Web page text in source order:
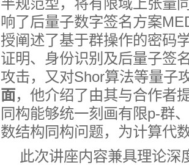
半规范型，将有限域上张量
响了后量子数字签名方案
授阐述了基于群操作的密码
证明、身份识别及后量子签
攻击，又对Shor算法等量子
面，他介绍了由其与合作者
同构能够统一刻画有限p-群
数结构同构问题，为计算代
此次讲座内容兼具理论深